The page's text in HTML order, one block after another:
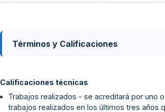
Términos y Calificaciones
Calificaciones técnicas
Trabajos realizados - se acreditará por uno
trabajos realizados en los últimos tres años